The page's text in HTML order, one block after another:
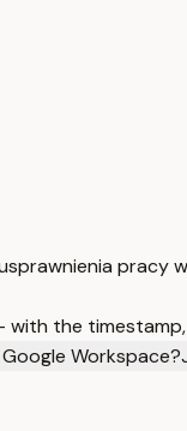
pracy
the
Workspace?